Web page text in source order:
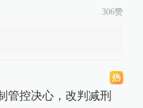
306赞
管控决心，改判减刑